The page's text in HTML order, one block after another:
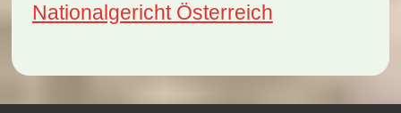
Nationalgericht Österreich